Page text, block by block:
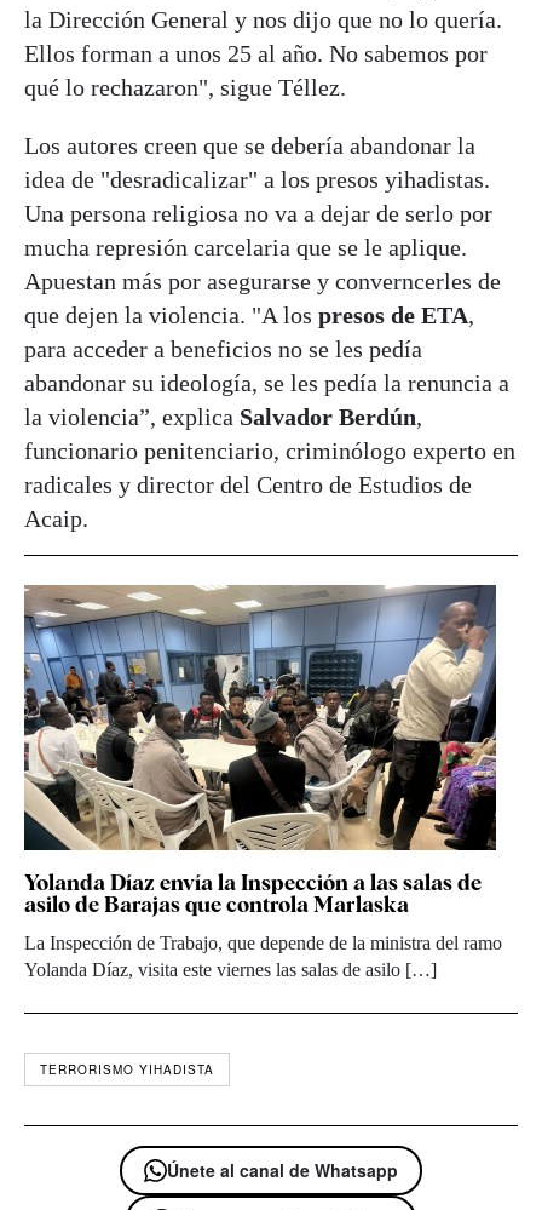
la Dirección General y nos dijo que no lo quería.
Ellos forman a unos 25 al año. No sabemos por
qué lo rechazaron", sigue Téllez.
Los autores creen que se debería abandonar la
idea de "desradicalizar" a los presos yihadistas.
Una persona religiosa no va a dejar de serlo por
mucha represión carcelaria que se le aplique.
Apuestan más por asegurarse y converncerles de
que dejen la violencia. "A los presos de ETA,
para acceder a beneficios no se les pedía
abandonar su ideología, se les pedía la renuncia a
la violencia”, explica Salvador Berdún,
funcionario penitenciario, criminólogo experto en
radicales y director del Centro de Estudios de
Acaip.
Yolanda Díaz envía la Inspección a las salas de
asilo de Barajas que controla Marlaska
La Inspección de Trabajo, que depende de la ministra del ramo
Yolanda Díaz, visita este viernes las salas de asilo […]
TERRORISMO YIHADISTA
Únete al canal de Whatsapp